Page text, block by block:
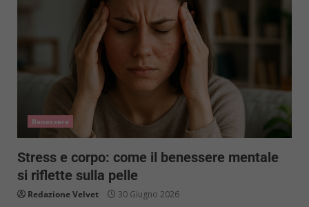
Benessere
Stress e corpo: come il benessere mentale
si riflette sulla pelle
Redazione Velvet 30 Giugno 2026